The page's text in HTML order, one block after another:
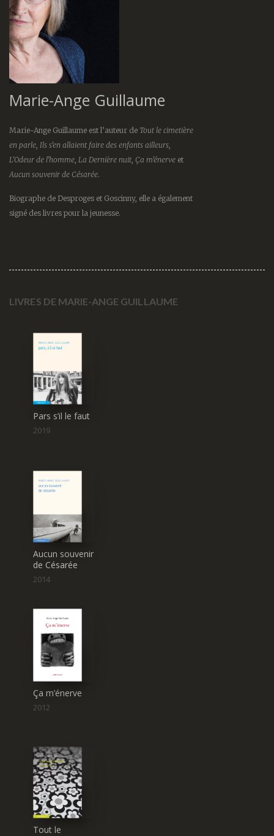
Marie-Ange Guillaume
Marie-Ange Guillaume est l’auteur de Tout le cimetière
en parle, Ils s’en allaient faire des enfants ailleurs,
L’Odeur de l’homme, La Dernière nuit, Ça m’énerve et
Aucun souvenir de Césarée.
Biographe de Desproges et Goscinny, elle a également
signé des livres pour la jeunesse.
LIVRES DE MARIE-ANGE GUILLAUME
Pars s’il le faut
2019
Aucun souvenir
de Césarée
2014
Ça m’énerve
2012
Tout le
H(1)
(2)
Catherine Join-
Diéterle
K(3)